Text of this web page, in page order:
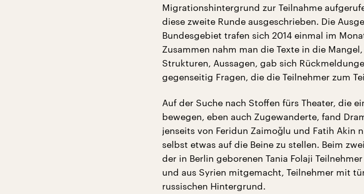
Migrationshintergrund zur Teilnahme
diese zweite Runde ausgeschrieben. Die
Bundesgebiet trafen sich 2014 einmal im
Zusammen nahm man die Texte in die
Strukturen, Aussagen, gab sich
gegenseitig Fragen, die die Teilnehmer zum
Auf der Suche nach Stoffen fürs Theater, die
bewegen, eben auch Zugewanderte, fand
jenseits von Feridun Zaimoğlu und Fatih Akin
selbst etwas auf die Beine zu stellen. Beim
der in Berlin geborenen Tania Folaji
und aus Syrien mitgemacht, Teilnehmer mit
russischen Hintergrund.